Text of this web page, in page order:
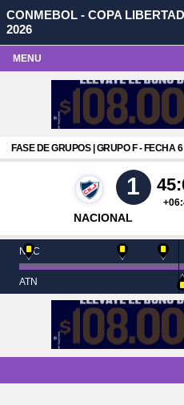
CONMEBOL - COPA
2026
MENU
FASE DE GRUPOS | GRUPO F - FECHA 6
NACIONAL
1
NAC
ATN